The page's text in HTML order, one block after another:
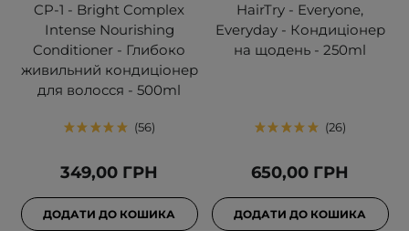
CP-1 - Bright Complex
Intense Nourishing
Conditioner - Глибоко
живильний кондиціонер
для волосся - 500ml
56
349,00 ГРН
ДОДАТИ ДО КОШИКА
HairTry - Everyone,
Everyday - Кондиціонер
на щодень - 250ml
26
650,00 ГРН
ДОДАТИ ДО КОШИКА